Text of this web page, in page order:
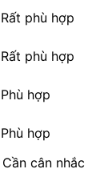
phù hợp
phù hợp
hợp
hợp
cân nhắc